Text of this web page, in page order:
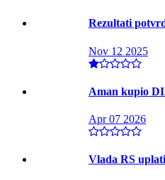
Rezultati
Nov 12 2025
Aman kupio
Apr 07 2026
Vlada RS